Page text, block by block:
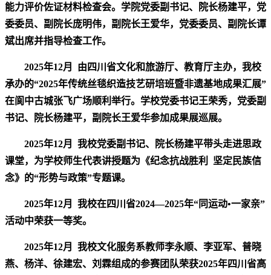
能力评价佐证材料检查会。学院党委副书记、院长杨建平，党
委委员、副院长庞明伟，副院长王爱华，党委委员、副院长谭
斌出席并指导检查工作。
2025年12月 由四川省文化和旅游厅、教育厅主办，我校
承办的“2025年传统丝毯织造技艺研培班暨非遗基地成果汇展”
在阆中古城张飞广场顺利举行。学校党委书记王荣秀，党委副
书记、院长杨建平，副院长王爱华参加成果展巡展。
2025年12月 我校党委副书记、院长杨建平带头走进思政
课堂，为学校师生代表讲授题为《纪念抗战胜利 坚定民族信
念》的“形势与政策”专题课。
2025年12月 我校在四川省2024—2025年“同运动•一家亲”
活动中荣获一等奖。
2025年12月 我校文化服务系教师李永顺、李亚军、普晓
燕、杨洋、徐建宏、刘霖组成的参赛团队荣获2025年四川省高